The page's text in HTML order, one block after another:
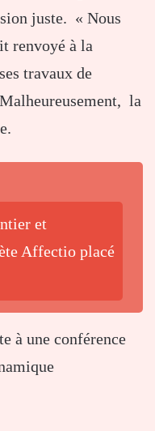
juste. « Nous
renvoyé à la
travaux de
la
et
Affectio placé
à une conférence